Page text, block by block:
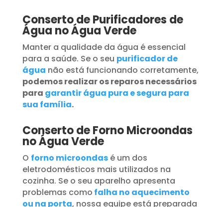
Conserto de Purificadores de
Água no Água Verde
Manter a qualidade da água é essencial
para a saúde. Se o seu purificador de
água não está funcionando corretamente,
podemos realizar os reparos necessários
para garantir água pura e segura para
sua família.
Conserto de Forno Microondas
no Água Verde
O forno microondasé um dos
eletrodomésticos mais utilizados na
cozinha. Se o seu aparelho apresenta
problemas como falha no aquecimento
ou na porta, nossa equipe está preparada